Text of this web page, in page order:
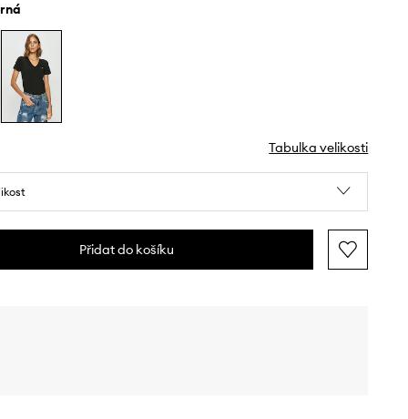
Tabulka velikosti
Přidat do košíku